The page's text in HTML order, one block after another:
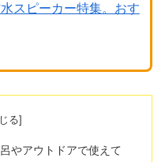
スピーカー特集。おす
やアウトドアで使えて